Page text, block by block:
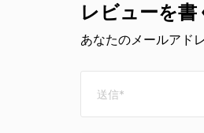
レビューを書
あなたのメールアド